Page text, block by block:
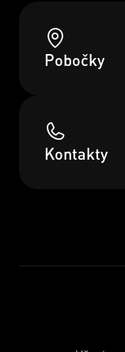
Pobočky
Kontakty